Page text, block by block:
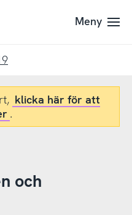
Meny
klicka här för att
.
och